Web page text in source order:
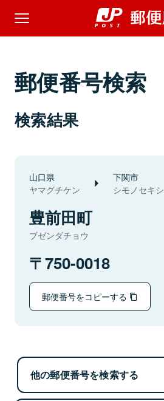
郵便番号検索
検索結果
山口県
ヤマグチケン
下関市
シモノセキシ
豊前田町
ブゼンダチョウ
750-0018
郵便番号をコピーする
他の郵便番号を検索する